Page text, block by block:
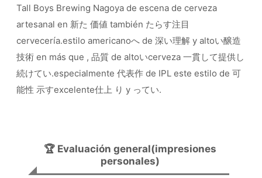
Tall Boys Brewing Nagoya de escena de cerveza
artesanal en 新た 価値 también たらす注目
cervecería.estilo americanoへ de 深い理解 y altoい醸造
技術 en más que , 品質 de altoいcerveza 一貫して提供し
続けてい.especialmente 代表作 de IPL este estilo de 可
能性 示すexcelente仕上 り y ってい.
🏆 Evaluación general(impresiones
personales)